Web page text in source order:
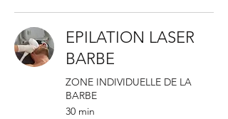
EPILATION LASER
BARBE
ZONE INDIVIDUELLE DE LA
BARBE
30 min